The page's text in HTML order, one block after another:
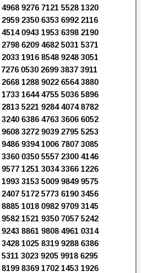
9276 7121 5528 1320
2350 6353 6992 2116
0943 1953 6398 2190
6209 4682 5031 5371
1916 8548 9248 3051
0530 2699 3837 3911
1288 9022 6564 3880
1644 4755 5036 5896
5221 9284 4074 8782
6386 4763 3606 6052
3272 9039 2795 5253
9394 1006 7807 3085
0350 5557 2300 4146
1251 3034 3366 1226
3153 5009 9849 9575
5172 5773 6190 3456
1018 0982 9709 3145
1521 9350 7057 5242
8861 9808 4961 0314
1025 8319 9288 6386
3023 9205 9918 6295
8369 1702 1453 1926